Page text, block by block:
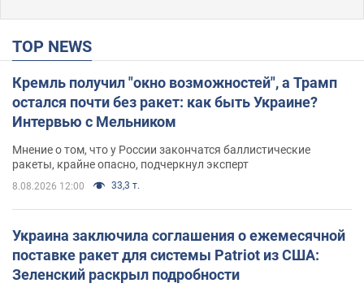
TOP NEWS
Кремль получил "окно возможностей", а Трамп
остался почти без ракет: как быть Украине?
Интервью с Мельником
Мнение о том, что у России закончатся баллистические
ракеты, крайне опасно, подчеркнул эксперт
8.08.2026 12:00 33,3 т.
Украина заключила соглашения о ежемесячной
поставке ракет для системы Patriot из США:
Зеленский раскрыл подробности